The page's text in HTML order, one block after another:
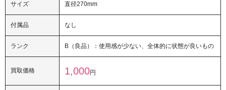
サイズ 直径270mm
付属品 なし
ランク B（良品）：使用感が少ない、全体的に状態が良いもの
買取価格 1,000円